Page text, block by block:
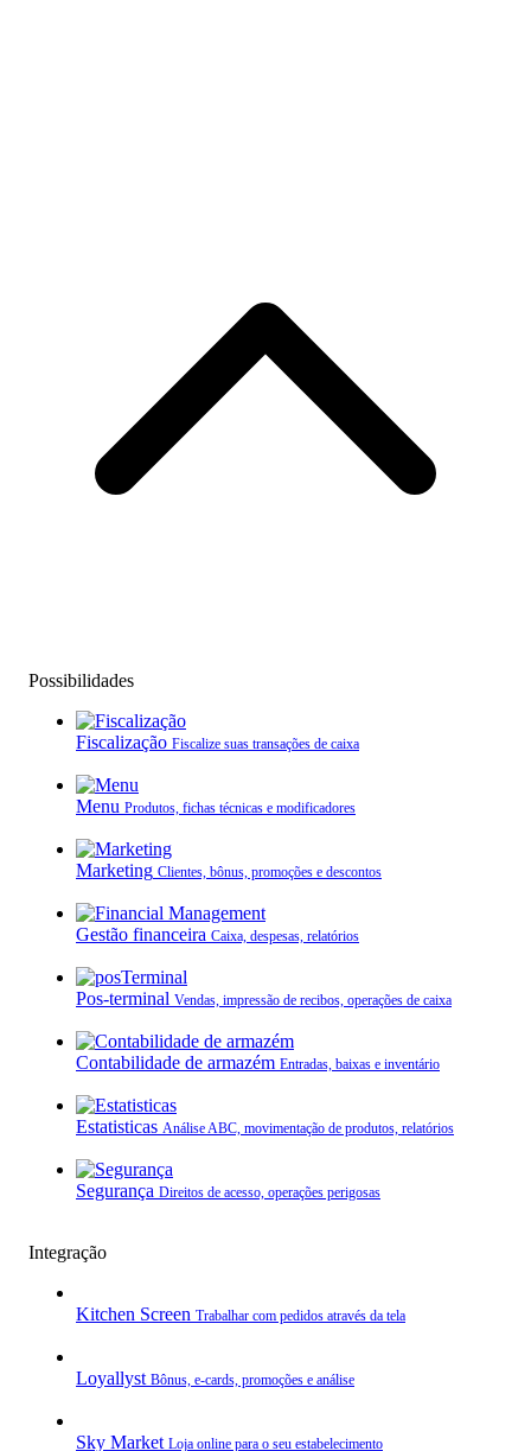
Possibilidades
Fiscalização Fiscalize suas transações de caixa
Menu Produtos, fichas técnicas e modificadores
Marketing Clientes, bônus, promoções e descontos
Gestão financeira Caixa, despesas, relatórios
Pos-terminal Vendas, impressão de recibos, operações de caixa
Contabilidade de armazém Entradas, baixas e inventário
Estatisticas Análise ABC, movimentação de produtos, relatórios
Segurança Direitos de acesso, operações perigosas
Integração
Kitchen Screen Trabalhar com pedidos através da tela
Loyallyst Bônus, e‑cards, promoções e análise
Sky Market Loja online para o seu estabelecimento